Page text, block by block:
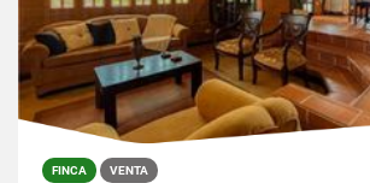
FINCA VENTA